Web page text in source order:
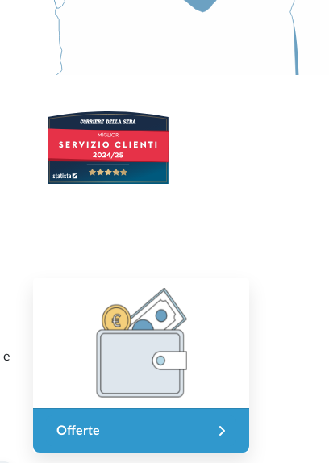
e
Offerte